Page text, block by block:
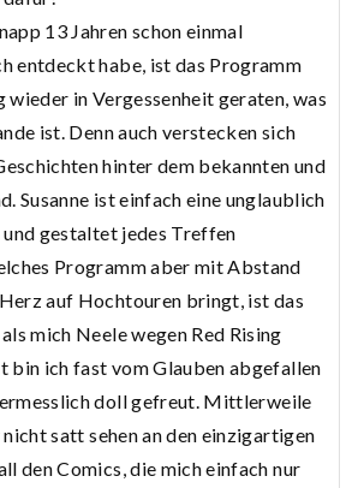
13 Jahren schon einmal
entdeckt habe, ist das Programm
wieder in Vergessenheit geraten, was
ist. Denn auch verstecken sich
hinter dem bekannten und
Susanne ist einfach eine unglaublich
gestaltet jedes Treffen
Programm aber mit Abstand
auf Hochtouren bringt, ist das
als mich Neele wegen Red Rising
bin ich fast vom Glauben abgefallen
doll gefreut. Mittlerweile
satt sehen an den einzigartigen
den Comics, die mich einfach nur